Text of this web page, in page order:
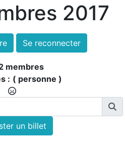
2017
Se reconnecter
membres
: ( personne )
un billet